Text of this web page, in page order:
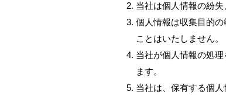
当社は個人情報の紛
個人情報は収集目的
ことはいたしません。
当社が個人情報の処
ます。
当社は、保有する個